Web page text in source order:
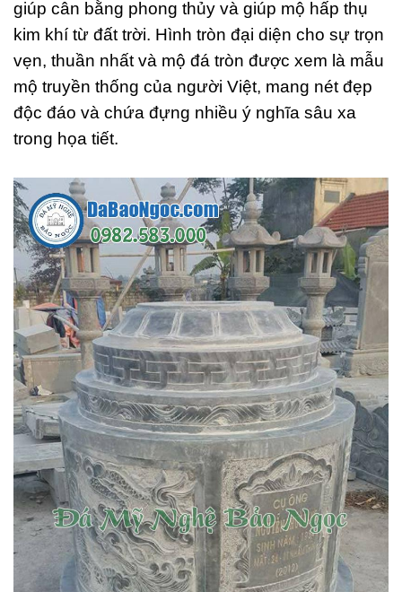
giúp cân bằng phong thủy và giúp mộ hấp thụ
kim khí từ đất trời. Hình tròn đại diện cho sự trọn
vẹn, thuần nhất và mộ đá tròn được xem là mẫu
mộ truyền thống của người Việt, mang nét đẹp
độc đáo và chứa đựng nhiều ý nghĩa sâu xa
trong họa tiết.